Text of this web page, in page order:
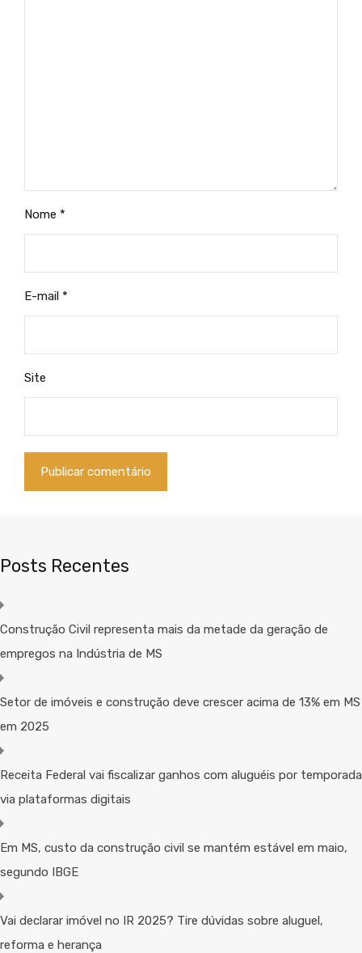
Nome *
E-mail *
Site
Posts Recentes
Construção Civil representa mais da metade da geração de
empregos na Indústria de MS
Setor de imóveis e construção deve crescer acima de 13% em MS
em 2025
Receita Federal vai fiscalizar ganhos com aluguéis por temporada
via plataformas digitais
Em MS, custo da construção civil se mantém estável em maio,
segundo IBGE
Vai declarar imóvel no IR 2025? Tire dúvidas sobre aluguel,
reforma e herança